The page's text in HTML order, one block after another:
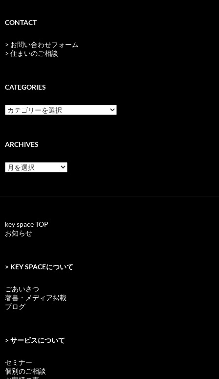
CONTACT
> お問い合わせフォーム
> 住まいのご相談
CATEGORIES
categories
ARCHIVES
archives
key space TOP
お知らせ
> KEY SPACEについて
ごあいさつ
著書・メディア掲載
ブログ
> サービスについて
セミナー
個別のご相談